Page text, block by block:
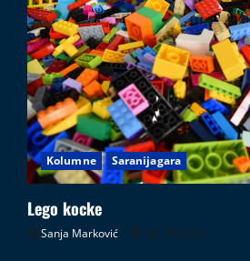
Kolumne Saranijagara
Lego kocke
Sanja Marković 02.08.2026